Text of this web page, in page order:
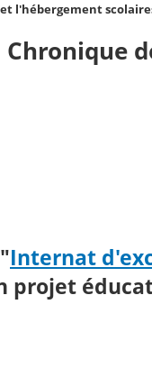
l'hébergement
Internat
projet